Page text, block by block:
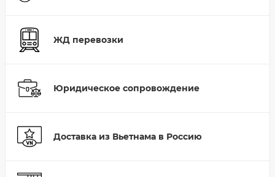
ЖД перевозки
Юридическое сопровождение
Доставка из Вьетнама в Россию